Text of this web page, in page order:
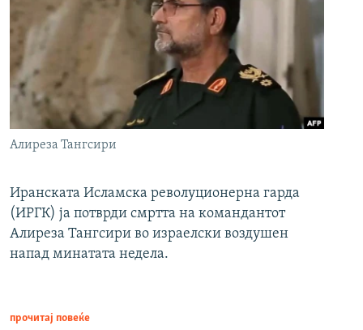
Алиреза Тангсири
Иранската Исламска револуционерна гарда
(ИРГК) ја потврди смртта на командантот
Алиреза Тангсири во израелски воздушен
напад минатата недела.
прочитај повеќе